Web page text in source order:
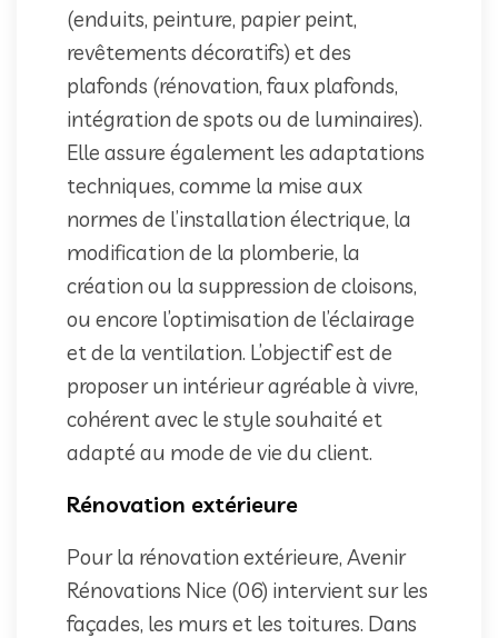
(enduits, peinture, papier peint,
revêtements décoratifs) et des
plafonds (rénovation, faux plafonds,
intégration de spots ou de luminaires).
Elle assure également les adaptations
techniques, comme la mise aux
normes de l’installation électrique, la
modification de la plomberie, la
création ou la suppression de cloisons,
ou encore l’optimisation de l’éclairage
et de la ventilation. L’objectif est de
proposer un intérieur agréable à vivre,
cohérent avec le style souhaité et
adapté au mode de vie du client.
Rénovation extérieure
Pour la rénovation extérieure, Avenir
Rénovations Nice (06) intervient sur les
façades, les murs et les toitures. Dans